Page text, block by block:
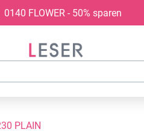
0140 FLOWER - 50% sparen
PLAIN